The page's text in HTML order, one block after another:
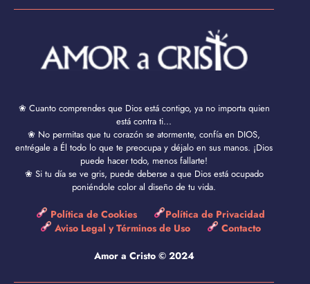
❀ Cuanto comprendes que Dios está contigo, ya no importa quien
está contra ti...
❀ No permitas que tu corazón se atormente, confía en DIOS,
entrégale a Él todo lo que te preocupa y déjalo en sus manos. ¡Dios
puede hacer todo, menos fallarte!
❀ Si tu día se ve gris, puede deberse a que Dios está ocupado
poniéndole color al diseño de tu vida.
Política de Cookies
Política de Privacidad
Aviso Legal y Términos de Uso
Contacto
Amor a Cristo © 2024